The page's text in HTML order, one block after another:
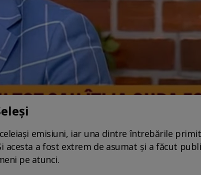
emisiuni, iar una dintre întrebările
acesta a fost extrem de asumat și a făcut
pe atunci.